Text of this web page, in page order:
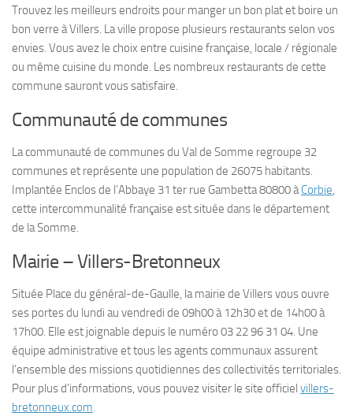
Trouvez les meilleurs endroits pour manger un bon plat et boire un
bon verre à Villers. La ville propose plusieurs restaurants selon vos
envies. Vous avez le choix entre cuisine française, locale / régionale
ou même cuisine du monde. Les nombreux restaurants de cette
commune sauront vous satisfaire.
Communauté de communes
La communauté de communes du Val de Somme regroupe 32
communes et représente une population de 26075 habitants.
Implantée Enclos de l’Abbaye 31 ter rue Gambetta 80800 àCorbie,
cette intercommunalité française est située dans le département
de la Somme.
Mairie – Villers-Bretonneux
Située Place du général-de-Gaulle, la mairie de Villers vous ouvre
ses portes du lundi au vendredi de 09h00 à 12h30 et de 14h00 à
17h00. Elle est joignable depuis le numéro 03 22 96 31 04. Une
équipe administrative et tous les agents communaux assurent
l’ensemble des missions quotidiennes des collectivités territoriales.
Pour plus d’informations, vous pouvez visiter le site officiel villers-
bretonneux.com.